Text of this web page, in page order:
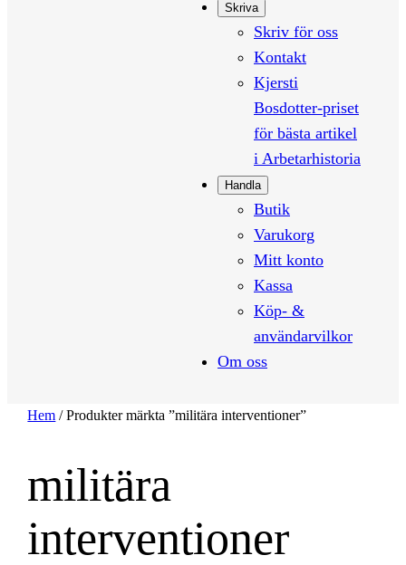
Skriva
Skriv för oss
Kontakt
Kjersti
Bosdotter-priset
för bästa artikel
i Arbetarhistoria
Handla
Butik
Varukorg
Mitt konto
Kassa
Köp- &
användarvilkor
Om oss
Hem / Produkter märkta ”militära interventioner”
militära
interventioner